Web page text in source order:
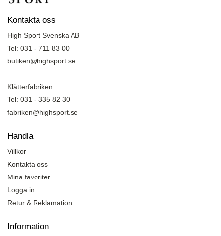
Kontakta oss
High Sport Svenska AB
Tel: 031 - 711 83 00
butiken@highsport.se
Klätterfabriken
Tel: 031 - 335 82 30
fabriken@highsport.se
Handla
Villkor
Kontakta oss
Mina favoriter
Logga in
Retur & Reklamation
Information